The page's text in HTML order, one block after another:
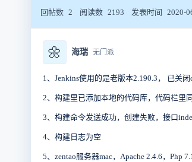
回帖数 2 阅读数 2193 发表时间 2020-
🌼 海瑞 无门派
1、Jenkins使用的是老版本2.190.3， 已关
2、构建里已添加本地的代码库，代码栏里
3、构建命令发送成功，创建失败， 接口
4、构建日志为空
5、zentao服务器mac，Apache 2.4.6，Php